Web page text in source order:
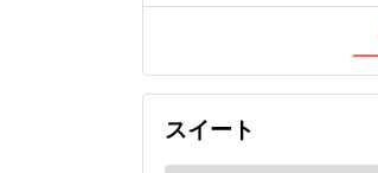
スイート